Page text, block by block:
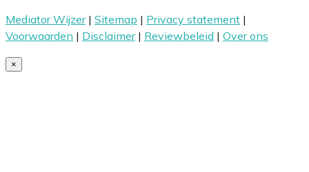
Mediator Wijzer| Sitemap | Privacy statement |
Voorwaarden | Disclaimer| Reviewbeleid | Over ons
×